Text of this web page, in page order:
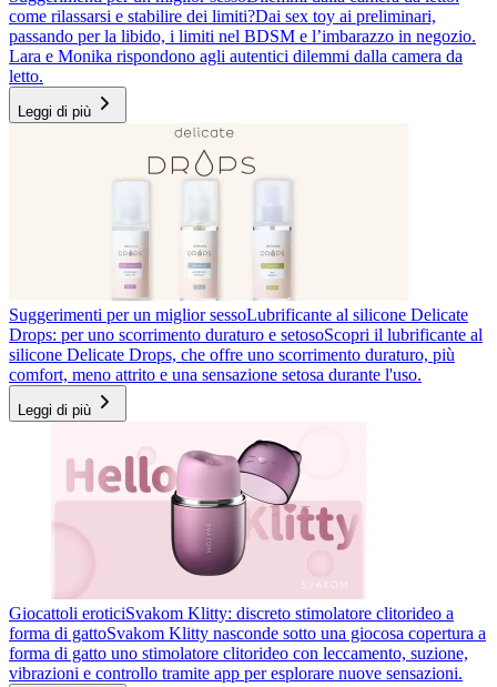
come rilassarsi e stabilire dei limiti?Dai sex toy ai preliminari,
passando per la libido, i limiti nel BDSM e l’imbarazzo in negozio.
Lara e Monika rispondono agli autentici dilemmi dalla camera da
letto.
Leggi di più
Suggerimenti per un miglior sessoLubrificante al silicone Delicate
Drops: per uno scorrimento duraturo e setosoScopri il lubrificante al
silicone Delicate Drops, che offre uno scorrimento duraturo, più
comfort, meno attrito e una sensazione setosa durante l'uso.
Leggi di più
Giocattoli eroticiSvakom Klitty: discreto stimolatore clitorideo a
forma di gattoSvakom Klitty nasconde sotto una giocosa copertura a
forma di gatto uno stimolatore clitorideo con leccamento, suzione,
vibrazioni e controllo tramite app per esplorare nuove sensazioni.